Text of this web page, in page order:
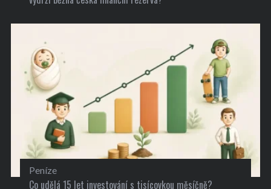
Peníze
Co udělá 15 let investování s tisícovkou měsíčně?